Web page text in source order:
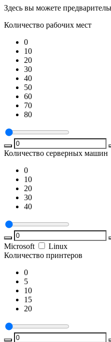
Здесь вы можете
Количество рабочих мест
0
10
20
30
40
50
60
70
80
Количество серверных машин
0
10
20
30
40
Microsoft
Linux
Количество принтеров
0
5
10
15
20